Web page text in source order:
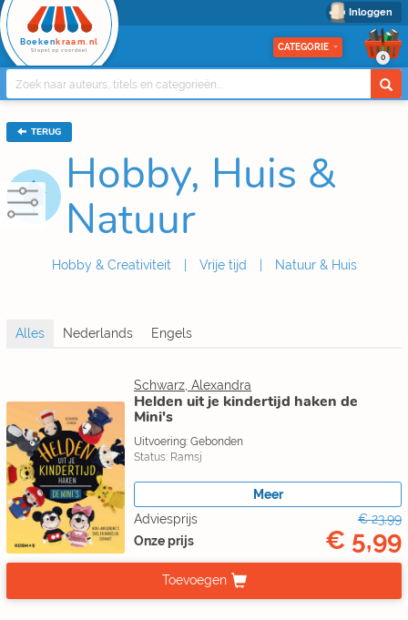
Inloggen
Boeken kraam.nl
Stapel op voordeel CATEGORIE
0
TERUG
Hobby, Huis &
Natuur
Hobby & Creativiteit Vrije tijd Natuur & Huis
Schwarz, Alexandra
Helden uit je kindertijd haken de
Mini's
Uitvoering: Gebonden
Status: Ramsj
Meer
Adviesprijs
€ 23,99
Onze prijs
€ 5,99
Toevoegen